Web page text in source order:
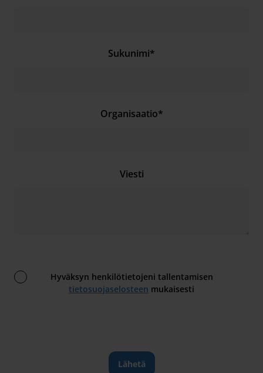
Sukunimi*
Organisaatio*
Viesti
Hyväksyn henkilötietojeni tallentamisen
tietosuojaselosteen mukaisesti